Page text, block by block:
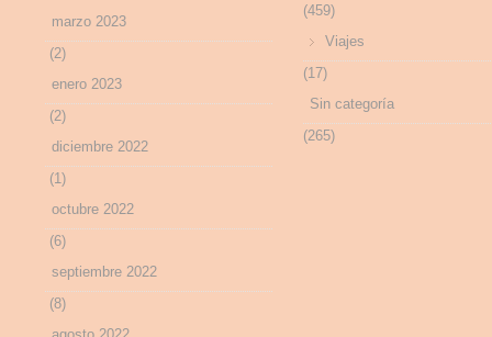
marzo 2023
(2)
enero 2023
(2)
diciembre 2022
(1)
octubre 2022
(6)
septiembre 2022
(8)
(459)
Viajes
(17)
Sin categoría
(265)